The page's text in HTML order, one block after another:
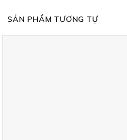
SẢN PHẨM TƯƠNG TỰ